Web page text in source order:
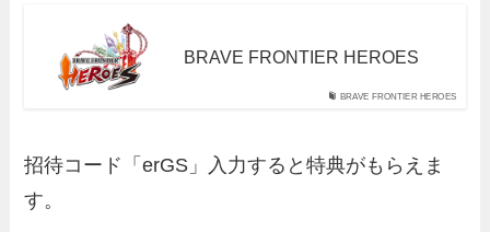
BRAVE FRONTIER HEROES
BRAVE FRONTIER HEROES
招待コード「erGS」入力すると特典がもらえま
す。